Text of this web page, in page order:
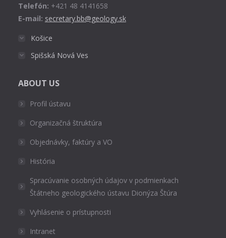
Telefón: +421 48 4141658
E-mail: secretary.bb@geology.sk
Košice
Spišská Nová Ves
ABOUT US
Profil ústavu
Organizačná štruktúra
Objednávky, faktúry a VO
História
Spracúvanie osobných údajov v podmienkach
Štátneho geologického ústavu Dionýza Štúra
Vyhlásenie o prístupnosti
Intranet